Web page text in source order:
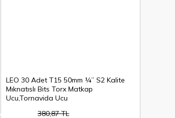
LEO 30 Adet T15 50mm ¼’’ S2 Kalite
Mıknatıslı Bits Torx Matkap
Ucu,Tornavida Ucu
%6 380,87 TL